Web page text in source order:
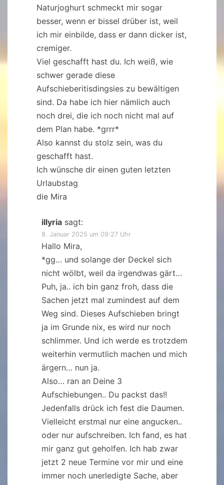
Naturjoghurt schmeckt mir sogar
besser, wenn er bissel drüber ist, weil
ich mir einbilde, dass er dann dicker ist,
cremiger.
Viel geschafft hast du. Ich weiß, wie
schwer gerade diese
Aufschieberitisdingsies zu bewältigen
sind. Da habe ich hier nämlich auch
noch drei, die ich noch nicht mal auf
dem Plan habe. *grrr*
Also kannst du stolz sein, was du
geschafft hast.
Ich wünsche dir einen guten letzten
Urlaubstag
die Mira
illyria sagt:
8. Januar 2025 um 09:27 Uhr
Hallo Mira,
*gg… und solange der Deckel sich
nicht wölbt, weil da irgendwas gärt…
Puh, ja.. ich bin ganz froh, dass die
Sachen jetzt mal zumindest auf dem
Weg sind. Dieses Aufschieben bringt
ja im Grunde nix, es wird nur noch
schlimmer. Und ich werde es trotzdem
weiterhin vermutlich machen und mich
ärgern… nun ja.
Also… ran an Deine 3
Aufschiebungen.. Du packst das!!
Jedenfalls drück ich fest die Daumen.
Vielleicht erstmal nur eine angucken..
oder nur aufschreiben. Ich fand, es hat
mir ganz gut geholfen. Ich hab zwar
jetzt 2 neue Termine vor mir und eine
immer noch unerledigte Sache, aber